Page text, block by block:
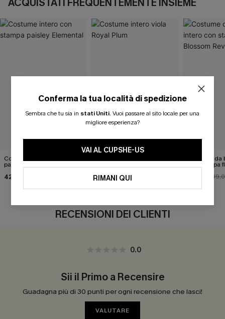
Costume intero con stampa
paisley Elemental
42,00 € 44,00 €
Costume
con stampa
RECENSIONI DEI CLIENTI
0.0
Sii il Primo a Recensire
Guadagna più di 30 punti per ogni recensione che lasci!
VALUTARE
Conferma la tua località di spedizione
Sembra che tu sia in stati Uniti. Vuoi passare al sito locale per una
migliore esperienza?
VAI AL CUPSHE-US
RIMANI QUI